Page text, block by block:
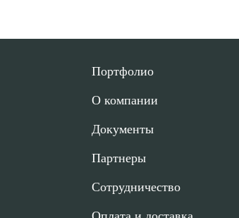
Портфолио
О компании
Документы
Партнеры
Сотрудничество